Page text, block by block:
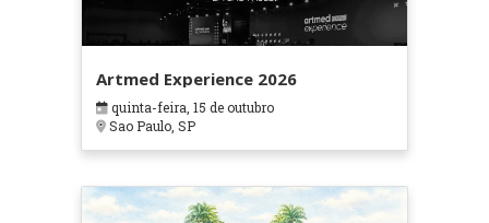
Artmed Experience 2026
quinta-feira, 15 de outubro
Sao Paulo, SP